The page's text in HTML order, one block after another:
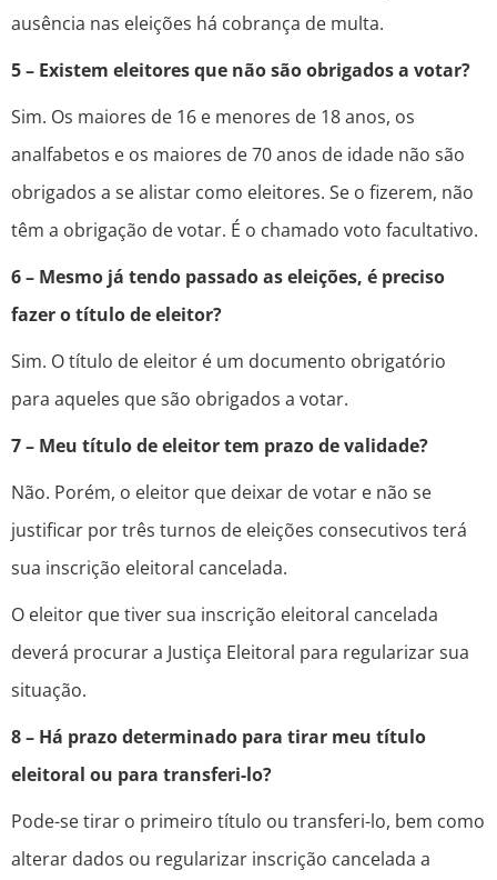
ausência nas eleições há cobrança de multa.
5 – Existem eleitores que não são obrigados a votar?
Sim. Os maiores de 16 e menores de 18 anos, os
analfabetos e os maiores de 70 anos de idade não são
obrigados a se alistar como eleitores. Se o fizerem, não
têm a obrigação de votar. É o chamado voto facultativo.
6 – Mesmo já tendo passado as eleições, é preciso
fazer o título de eleitor?
Sim. O título de eleitor é um documento obrigatório
para aqueles que são obrigados a votar.
7 – Meu título de eleitor tem prazo de validade?
Não. Porém, o eleitor que deixar de votar e não se
justificar por três turnos de eleições consecutivos terá
sua inscrição eleitoral cancelada.
O eleitor que tiver sua inscrição eleitoral cancelada
deverá procurar a Justiça Eleitoral para regularizar sua
situação.
8 – Há prazo determinado para tirar meu título
eleitoral ou para transferi-lo?
Pode-se tirar o primeiro título ou transferi-lo, bem como
alterar dados ou regularizar inscrição cancelada a